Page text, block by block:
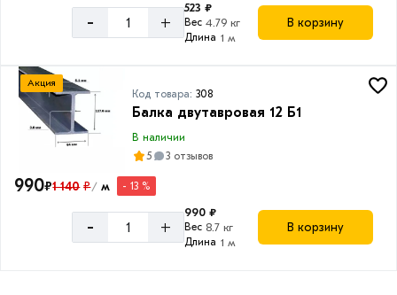
- +
523 ₽
Вес 4.79 кг
Длина 1 м
В корзину
Акция
Код товара: 308
Балка двутавровая 12 Б1
В наличии
5
3 отзывов
990₽1 140 ₽/ м - 13 %
- +
990 ₽
Вес 8.7 кг
Длина 1 м
В корзину